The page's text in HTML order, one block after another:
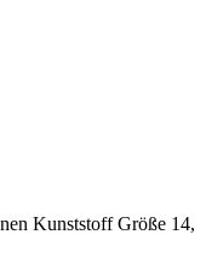
Kunststoff Größe 14,